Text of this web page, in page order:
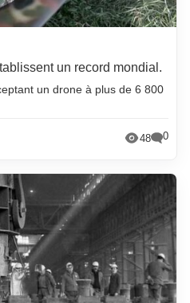
un record mondial.
un drone à plus de 6 800
48 0